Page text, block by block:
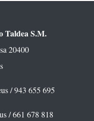
Taldea S.M.
20400
/ 943 655 695
/ 661 678 818